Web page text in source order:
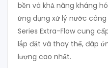
bền và khả năng kháng
ứng dụng xử lý nước
Series Extra-Flow cung
lắp đặt và thay thế, đáp
lượng cao nhất.